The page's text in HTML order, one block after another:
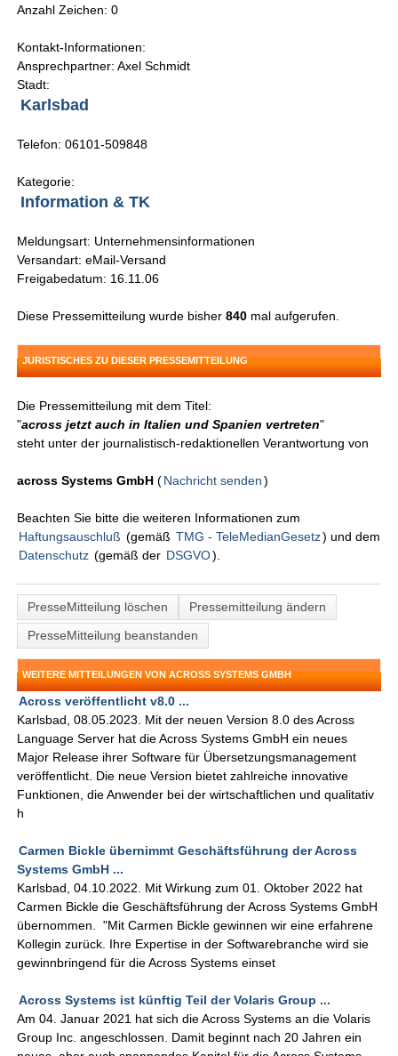
Anzahl Zeichen: 0
Kontakt-Informationen:
Ansprechpartner: Axel Schmidt
Stadt:
Karlsbad
Telefon: 06101-509848
Kategorie:
Information & TK
Meldungsart: Unternehmensinformationen
Versandart: eMail-Versand
Freigabedatum: 16.11.06
Diese Pressemitteilung wurde bisher840 mal aufgerufen.
JURISTISCHES ZU DIESER PRESSEMITTEILUNG
Die Pressemitteilung mit dem Titel:
"across jetzt auch in Italien und Spanien vertreten"
steht unter der journalistisch-redaktionellen Verantwortung von
across Systems GmbH (Nachricht senden )
Beachten Sie bitte die weiteren Informationen zum
Haftungsauschluß (gemäß TMG - TeleMedianGesetz) und dem
Datenschutz (gemäß der DSGVO).
PresseMitteilung löschen
Pressemitteilung ändern
PresseMitteilung beanstanden
WEITERE MITTEILUNGEN VON ACROSS SYSTEMS GMBH
Across veröffentlicht v8.0 ...
Karlsbad, 08.05.2023. Mit der neuen Version 8.0 des Across
Language Server hat die Across Systems GmbH ein neues
Major Release ihrer Software für Übersetzungsmanagement
veröffentlicht. Die neue Version bietet zahlreiche innovative
Funktionen, die Anwender bei der wirtschaftlichen und qualitativ
h
Carmen Bickle übernimmt Geschäftsführung der Across
Systems GmbH ...
Karlsbad, 04.10.2022. Mit Wirkung zum 01. Oktober 2022 hat
Carmen Bickle die Geschäftsführung der Across Systems GmbH
übernommen. "Mit Carmen Bickle gewinnen wir eine erfahrene
Kollegin zurück. Ihre Expertise in der Softwarebranche wird sie
gewinnbringend für die Across Systems einset
Across Systems ist künftig Teil der Volaris Group ...
Am 04. Januar 2021 hat sich die Across Systems an die Volaris
Group Inc. angeschlossen. Damit beginnt nach 20 Jahren ein